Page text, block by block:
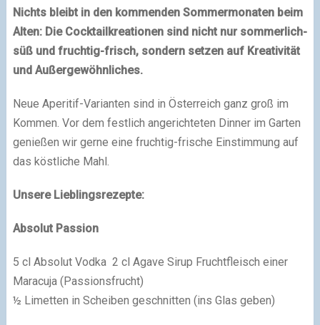
Nichts bleibt in den kommenden Sommermonaten beim
Alten: Die Cocktailkreationen sind nicht nur sommerlich-
süß und fruchtig-frisch, sondern setzen auf Kreativität
und Außergewöhnliches.
Neue Aperitif-Varianten sind in Österreich ganz groß im
Kommen. Vor dem festlich angerichteten Dinner im Garten
genießen wir gerne eine fruchtig-frische Einstimmung auf
das köstliche Mahl.
Unsere Lieblingsrezepte:
Absolut Passion
5 cl Absolut Vodka 2 cl Agave Sirup Fruchtfleisch einer
Maracuja (Passionsfrucht)
½ Limetten in Scheiben geschnitten (ins Glas geben)